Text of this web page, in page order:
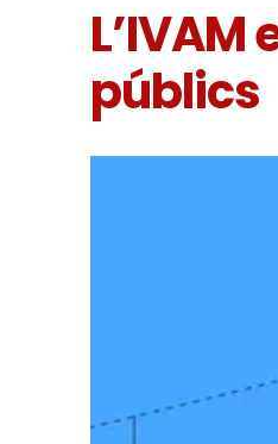
públics